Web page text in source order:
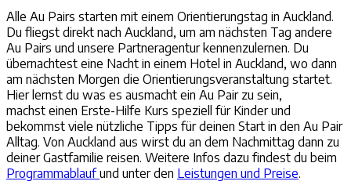
Alle Au Pairs starten mit einem Orientierungstag in Auckland.
Du fliegst direkt nach Auckland, um am nächsten Tag andere
Au Pairs und unsere Partneragentur kennenzulernen. Du
übernachtest eine Nacht in einem Hotel in Auckland, wo dann
am nächsten Morgen die Orientierungsveranstaltung startet.
Hier lernst du was es ausmacht ein Au Pair zu sein,
machst einen Erste-Hilfe Kurs speziell für Kinder und
bekommst viele nützliche Tipps für deinen Start in den Au Pair
Alltag. Von Auckland aus wirst du an dem Nachmittag dann zu
deiner Gastfamilie reisen. Weitere Infos dazu findest du beim
Programmablaufund unter den Leistungen und Preise.